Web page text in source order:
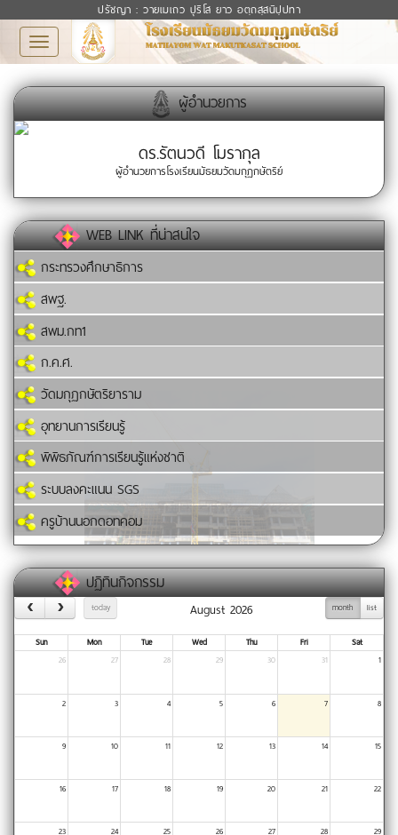
ปรัชญา : วายเมเถว ปุริโส ยาว อตฺถสฺสนิปฺปทา
Toggle
navigation
ผู้อำนวยการ
ดร.รัตนวดี โมรากุล
ผู้อำนวยการโรงเรียนมัธยมวัดมกุฏกษัตริย์
WEB LINK ที่น่าสนใจ
กระทรวงศึกษาธิการ
สพฐ.
สพม.กท1
ก.ค.ศ.
วัดมกุฏกษัตริยาราม
อุทยานการเรียนรู้
พิพิธภัณฑ์การเรียนรู้แห่งชาติ
ระบบลงคะแนน SGS
ครูบ้านนอกดอทคอม
ปฏิทินกิจกรรม
today month list
August 2026
Sun Mon Tue Wed Thu Fri
Sat
26
27 28 29 30 31 1
2 3 4 5 6 7 8
9 10 11 12 13 14 15
16 17 18 19 20 21 22
23 24 25 26 27 28 29